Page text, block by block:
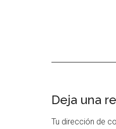
con
Deja una
Tu dirección de